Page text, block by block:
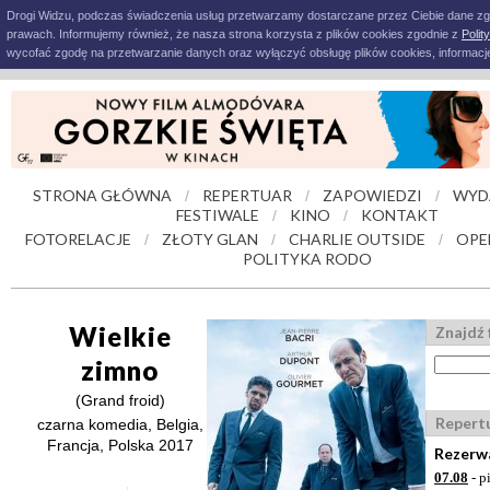
Drogi Widzu, podczas świadczenia usług przetwarzamy dostarczane przez Ciebie dane
prawach. Informujemy również, że nasza strona korzysta z plików cookies zgodnie z
wycofać zgodę na przetwarzanie danych oraz wyłączyć obsługę plików cookies,
STRONA GŁÓWNA / REPERTUAR / ZAPOWIEDZI /
FESTIWALE
/ KINO /
KONTAKT
FOTORELACJE
/ ZŁOTY GLAN / CHARLIE OUTSIDE /
POLITYKA RODO
Wielkie
zimno
(Grand froid)
czarna komedia, Belgia,
Francja, Polska 2017
Znajdź
07.08 -